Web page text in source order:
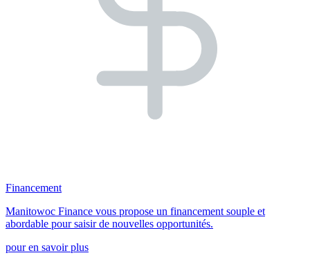
Financement
Manitowoc Finance vous propose un financement souple et
abordable pour saisir de nouvelles opportunités.
pour en savoir plus